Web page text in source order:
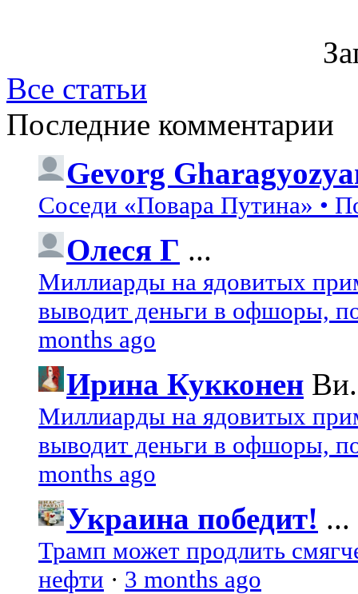
Все статьи
Последние комментарии
Gevorg
Соседи «Повара Путина» •
Олеся Г ...
Миллиарды на ядовитых
выводит деньги в офшоры,
months ago
Ирина Кукконен
Миллиарды на ядовитых
выводит деньги в офшоры,
months ago
Украина победит! ...
Трамп может продлить
нефти · 3 months ago